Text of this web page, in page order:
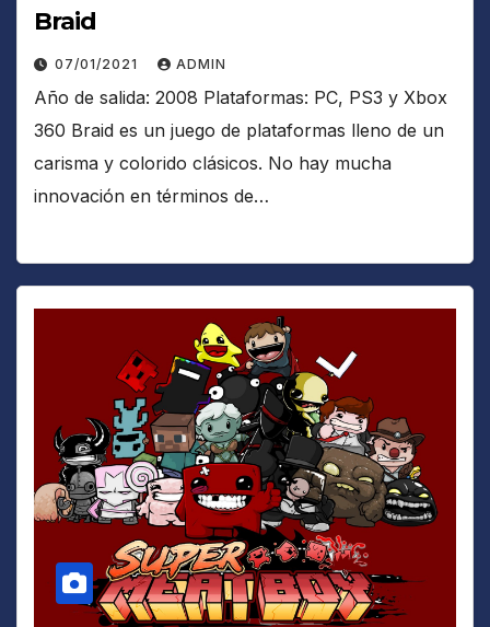
Braid
07/01/2021 ADMIN
Año de salida: 2008 Plataformas: PC, PS3 y Xbox
360 Braid es un juego de plataformas lleno de un
carisma y colorido clásicos. No hay mucha
innovación en términos de…